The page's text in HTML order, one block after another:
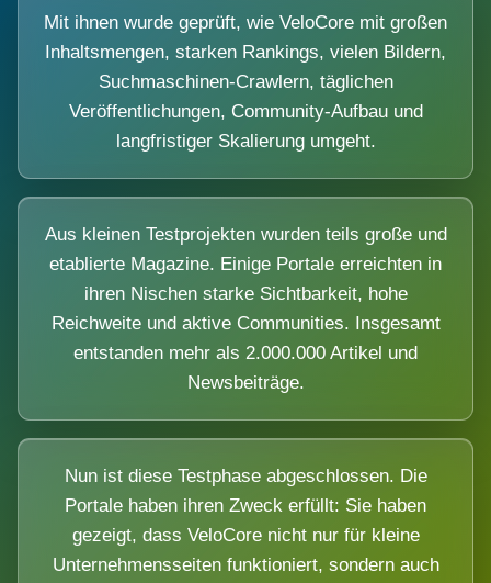
Mit ihnen wurde geprüft, wie VeloCore mit großen
Inhaltsmengen, starken Rankings, vielen Bildern,
Suchmaschinen-Crawlern, täglichen
Veröffentlichungen, Community-Aufbau und
langfristiger Skalierung umgeht.
Aus kleinen Testprojekten wurden teils große und
etablierte Magazine. Einige Portale erreichten in
ihren Nischen starke Sichtbarkeit, hohe
Reichweite und aktive Communities. Insgesamt
entstanden mehr als 2.000.000 Artikel und
Newsbeiträge.
Nun ist diese Testphase abgeschlossen. Die
Portale haben ihren Zweck erfüllt: Sie haben
gezeigt, dass VeloCore nicht nur für kleine
Unternehmensseiten funktioniert, sondern auch